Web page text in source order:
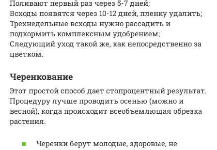
Поливают первый раз через 5-7 дней;
Всходы появятся через 10-12 дней, пленку удалить;
Трехнедельные всходы нужно рассадить и
подкормить комплексным удобрением;
Следующий уход такой же, как непосредственно за
цветком.
Черенкование
Этот простой способ дает стопроцентный результат.
Процедуру лучше проводить осенью (можно и
весной), когда происходит всеобъемлющая обрезка
растения.
Черенки берут молодые, здоровые, не